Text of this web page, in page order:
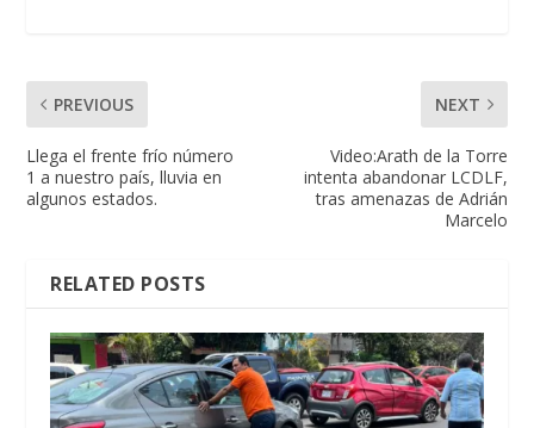
PREVIOUS
Llega el frente frío número
1 a nuestro país, lluvia en
algunos estados.
NEXT
Video:Arath de la Torre
intenta abandonar LCDLF,
tras amenazas de Adrián
Marcelo
RELATED POSTS